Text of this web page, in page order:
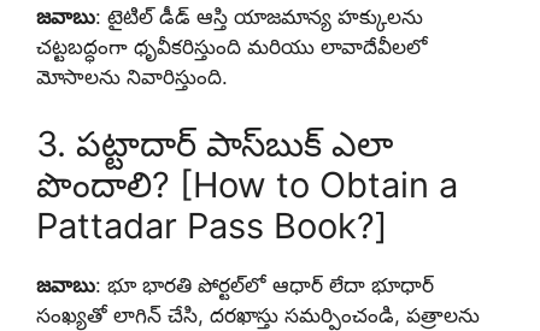
జవాబు: టైటిల్ డీడ్ ఆస్తి యాజమాన్య హక్కులను
చట్టబద్ధంగా ధృవీకరిస్తుంది మరియు లావాదేవీలలో
మోసాలను నివారిస్తుంది.
3. పట్టాదార్ పాస్‌బుక్ ఎలా
పొందాలి? [How to Obtain a
Pattadar Pass Book?]
జవాబు: భూ భారతి పోర్టల్‌లో ఆధార్ లేదా భూధార్
సంఖ్యతో లాగిన్ చేసి, దరఖాస్తు సమర్పించండి, పత్రాలను